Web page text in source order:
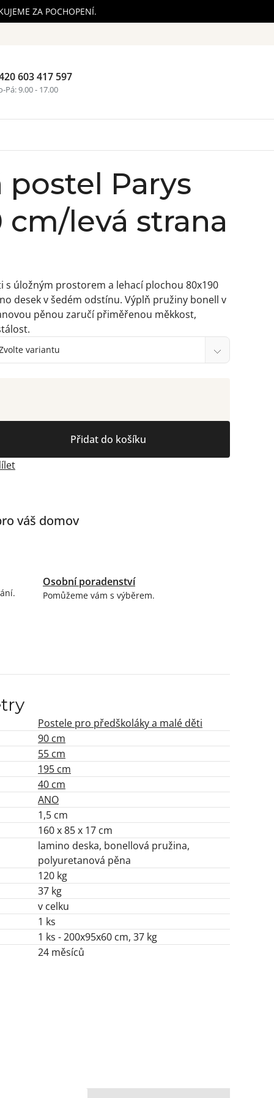
ZA POCHOPENÍ.
603 417 597
Pá: 9.00 - 17.00
postel Parys
cm/levá strana
Přidat do košíku
s úložným prostorem a lehací plochou 80x190
desek v šedém odstínu. Výplň pružiny bonell v
pěnou zaručí přiměřenou měkkost,
váš domov
Osobní poradenství
Pomůžeme vám s výběrem.
Postele pro předškoláky a malé děti
90 cm
55 cm
195 cm
40 cm
ANO
1,5 cm
160 x 85 x 17 cm
lamino deska, bonellová pružina,
polyuretanová pěna
120 kg
37 kg
v celku
1 ks
1 ks - 200x95x60 cm, 37 kg
24 měsíců